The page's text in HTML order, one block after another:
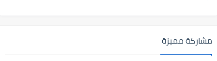
مشاركة مميزة